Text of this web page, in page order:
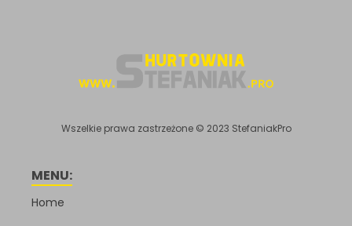
Wszelkie prawa zastrzeżone © 2023 StefaniakPro
MENU:
Home